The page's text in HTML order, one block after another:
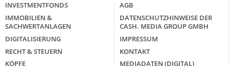
INVESTMENTFONDS
IMMOBILIEN &
SACHWERTANLAGEN
DIGITALISIERUNG
RECHT & STEUERN
KÖPFE
AGB
DATENSCHUTZHINWEISE DER
CASH. MEDIA GROUP GMBH
IMPRESSUM
KONTAKT
MEDIADATEN (DIGITAL)